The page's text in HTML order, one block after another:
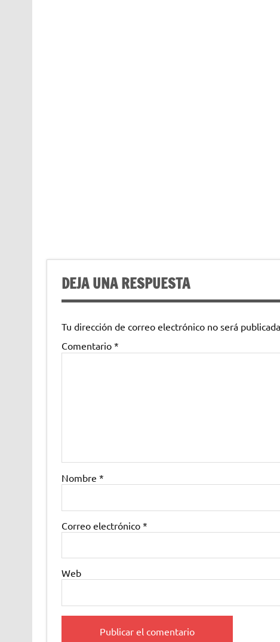
DEJA UNA RESPUESTA
Tu dirección de correo electrónico no será
Comentario *
Nombre *
Correo electrónico *
Web